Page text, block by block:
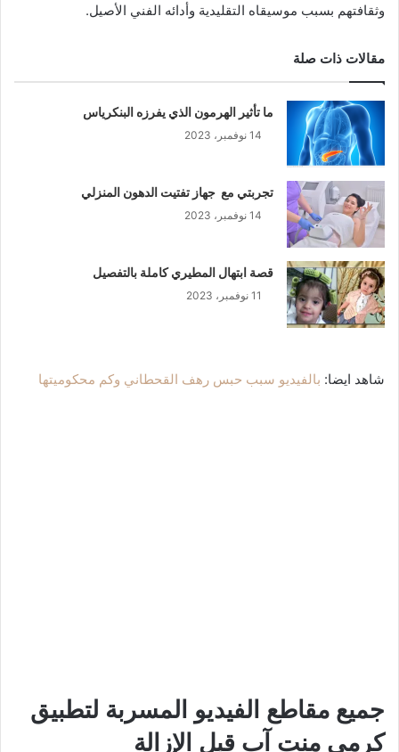
وثقافتهم بسبب موسيقاه التقليدية وأدائه الفني الأصيل.
مقالات ذات صلة
ما تأثير الهرمون الذي يفرزه البنكرياس
14 نوفمبر، 2023
تجربتي مع جهاز تفتيت الدهون المنزلي
14 نوفمبر، 2023
قصة ابتهال المطيري كاملة بالتفصيل
11 نوفمبر، 2023
شاهد ايضا: بالفيديو سبب حبس رهف القحطاني وكم محكوميتها
جميع مقاطع الفيديو المسربة لتطبيق
كرمي منت آب قبل الإزالة